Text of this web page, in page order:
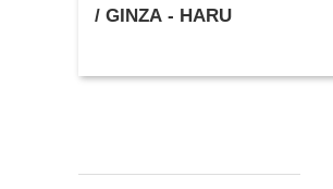
/ GINZA - HARU